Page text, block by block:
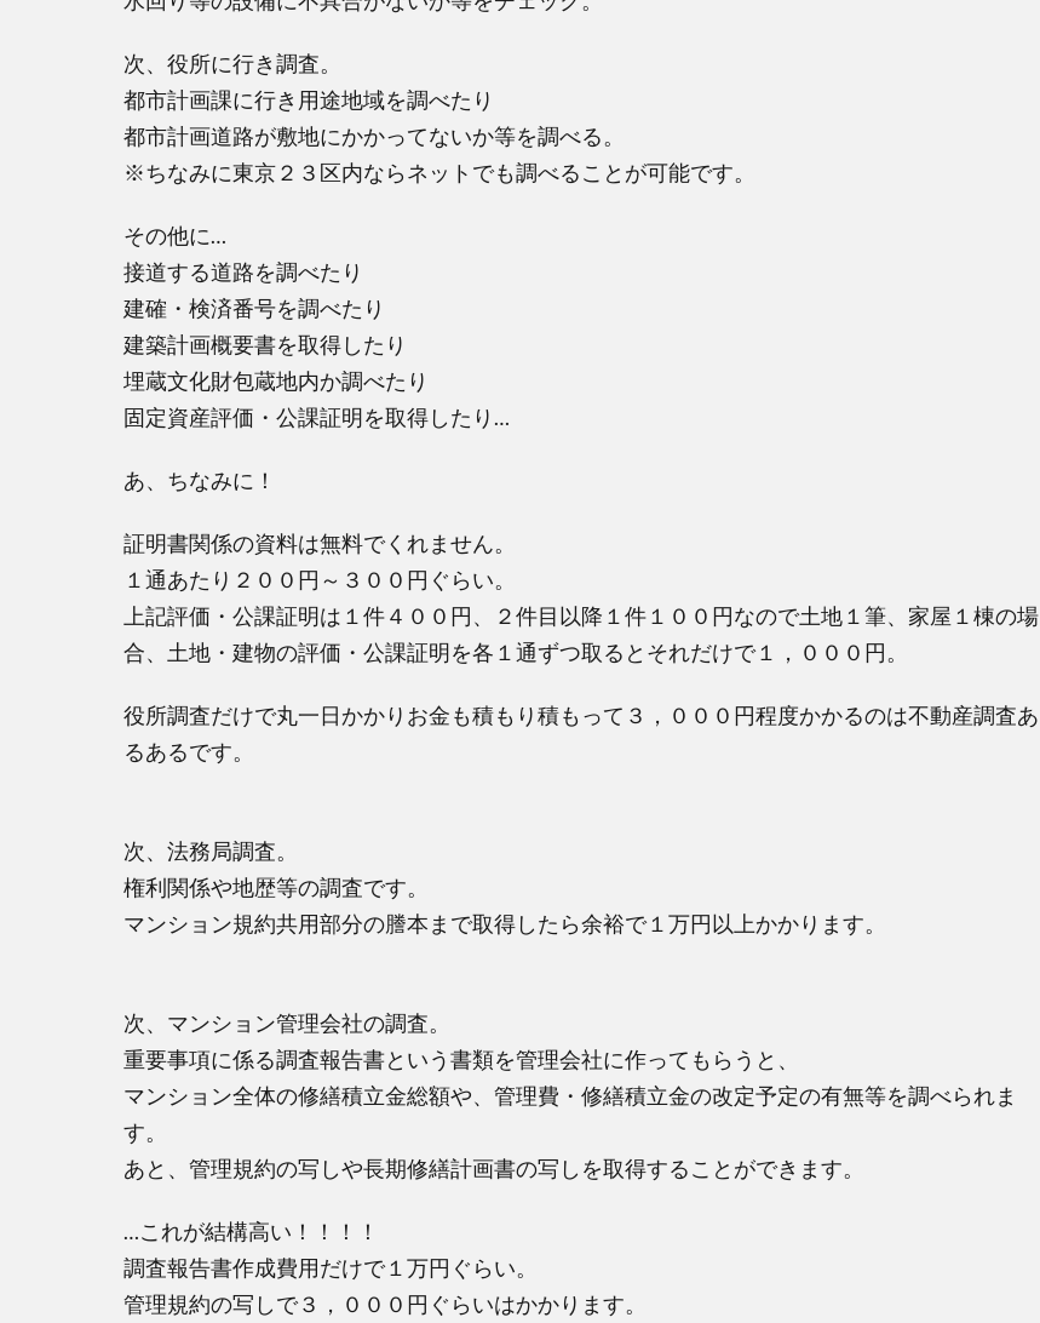
次、役所に行き調査。
都市計画課に行き用途地域を調べたり
都市計画道路が敷地にかかってないか等を調べる。
※ちなみに東京２３区内ならネットでも調べることが可能です。
その他に…
接道する道路を調べたり
建確・検済番号を調べたり
建築計画概要書を取得したり
埋蔵文化財包蔵地内か調べたり
固定資産評価・公課証明を取得したり…
あ、ちなみに！
証明書関係の資料は無料でくれません。
１通あたり２００円～３００円ぐらい。
上記評価・公課証明は１件４００円、２件目以降１件１００円なので土地１筆、家屋１棟の場
合、土地・建物の評価・公課証明を各１通ずつ取るとそれだけで１，０００円。
役所調査だけで丸一日かかりお金も積もり積もって３，０００円程度かかるのは不動産調査あ
るあるです。
次、法務局調査。
権利関係や地歴等の調査です。
マンション規約共用部分の謄本まで取得したら余裕で１万円以上かかります。
次、マンション管理会社の調査。
重要事項に係る調査報告書という書類を管理会社に作ってもらうと、
マンション全体の修繕積立金総額や、管理費・修繕積立金の改定予定の有無等を調べられま
す。
あと、管理規約の写しや長期修繕計画書の写しを取得することができます。
…これが結構高い！！！！
調査報告書作成費用だけで１万円ぐらい。
管理規約の写しで３，０００円ぐらいはかかります。